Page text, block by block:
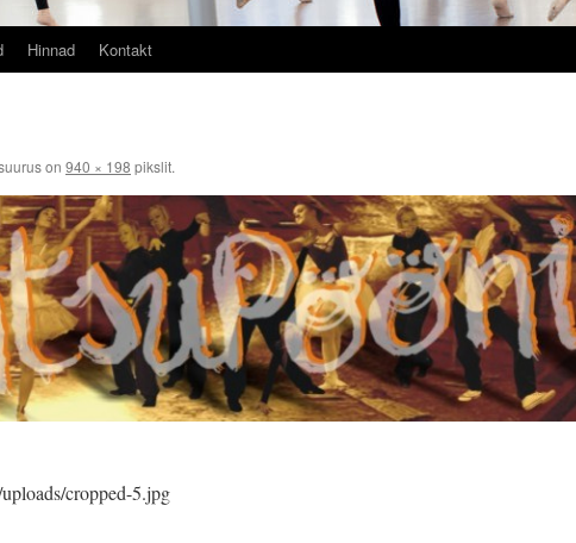
Hinnad Kontakt
on 940 × 198 pikslit.
cropped-5.jpg